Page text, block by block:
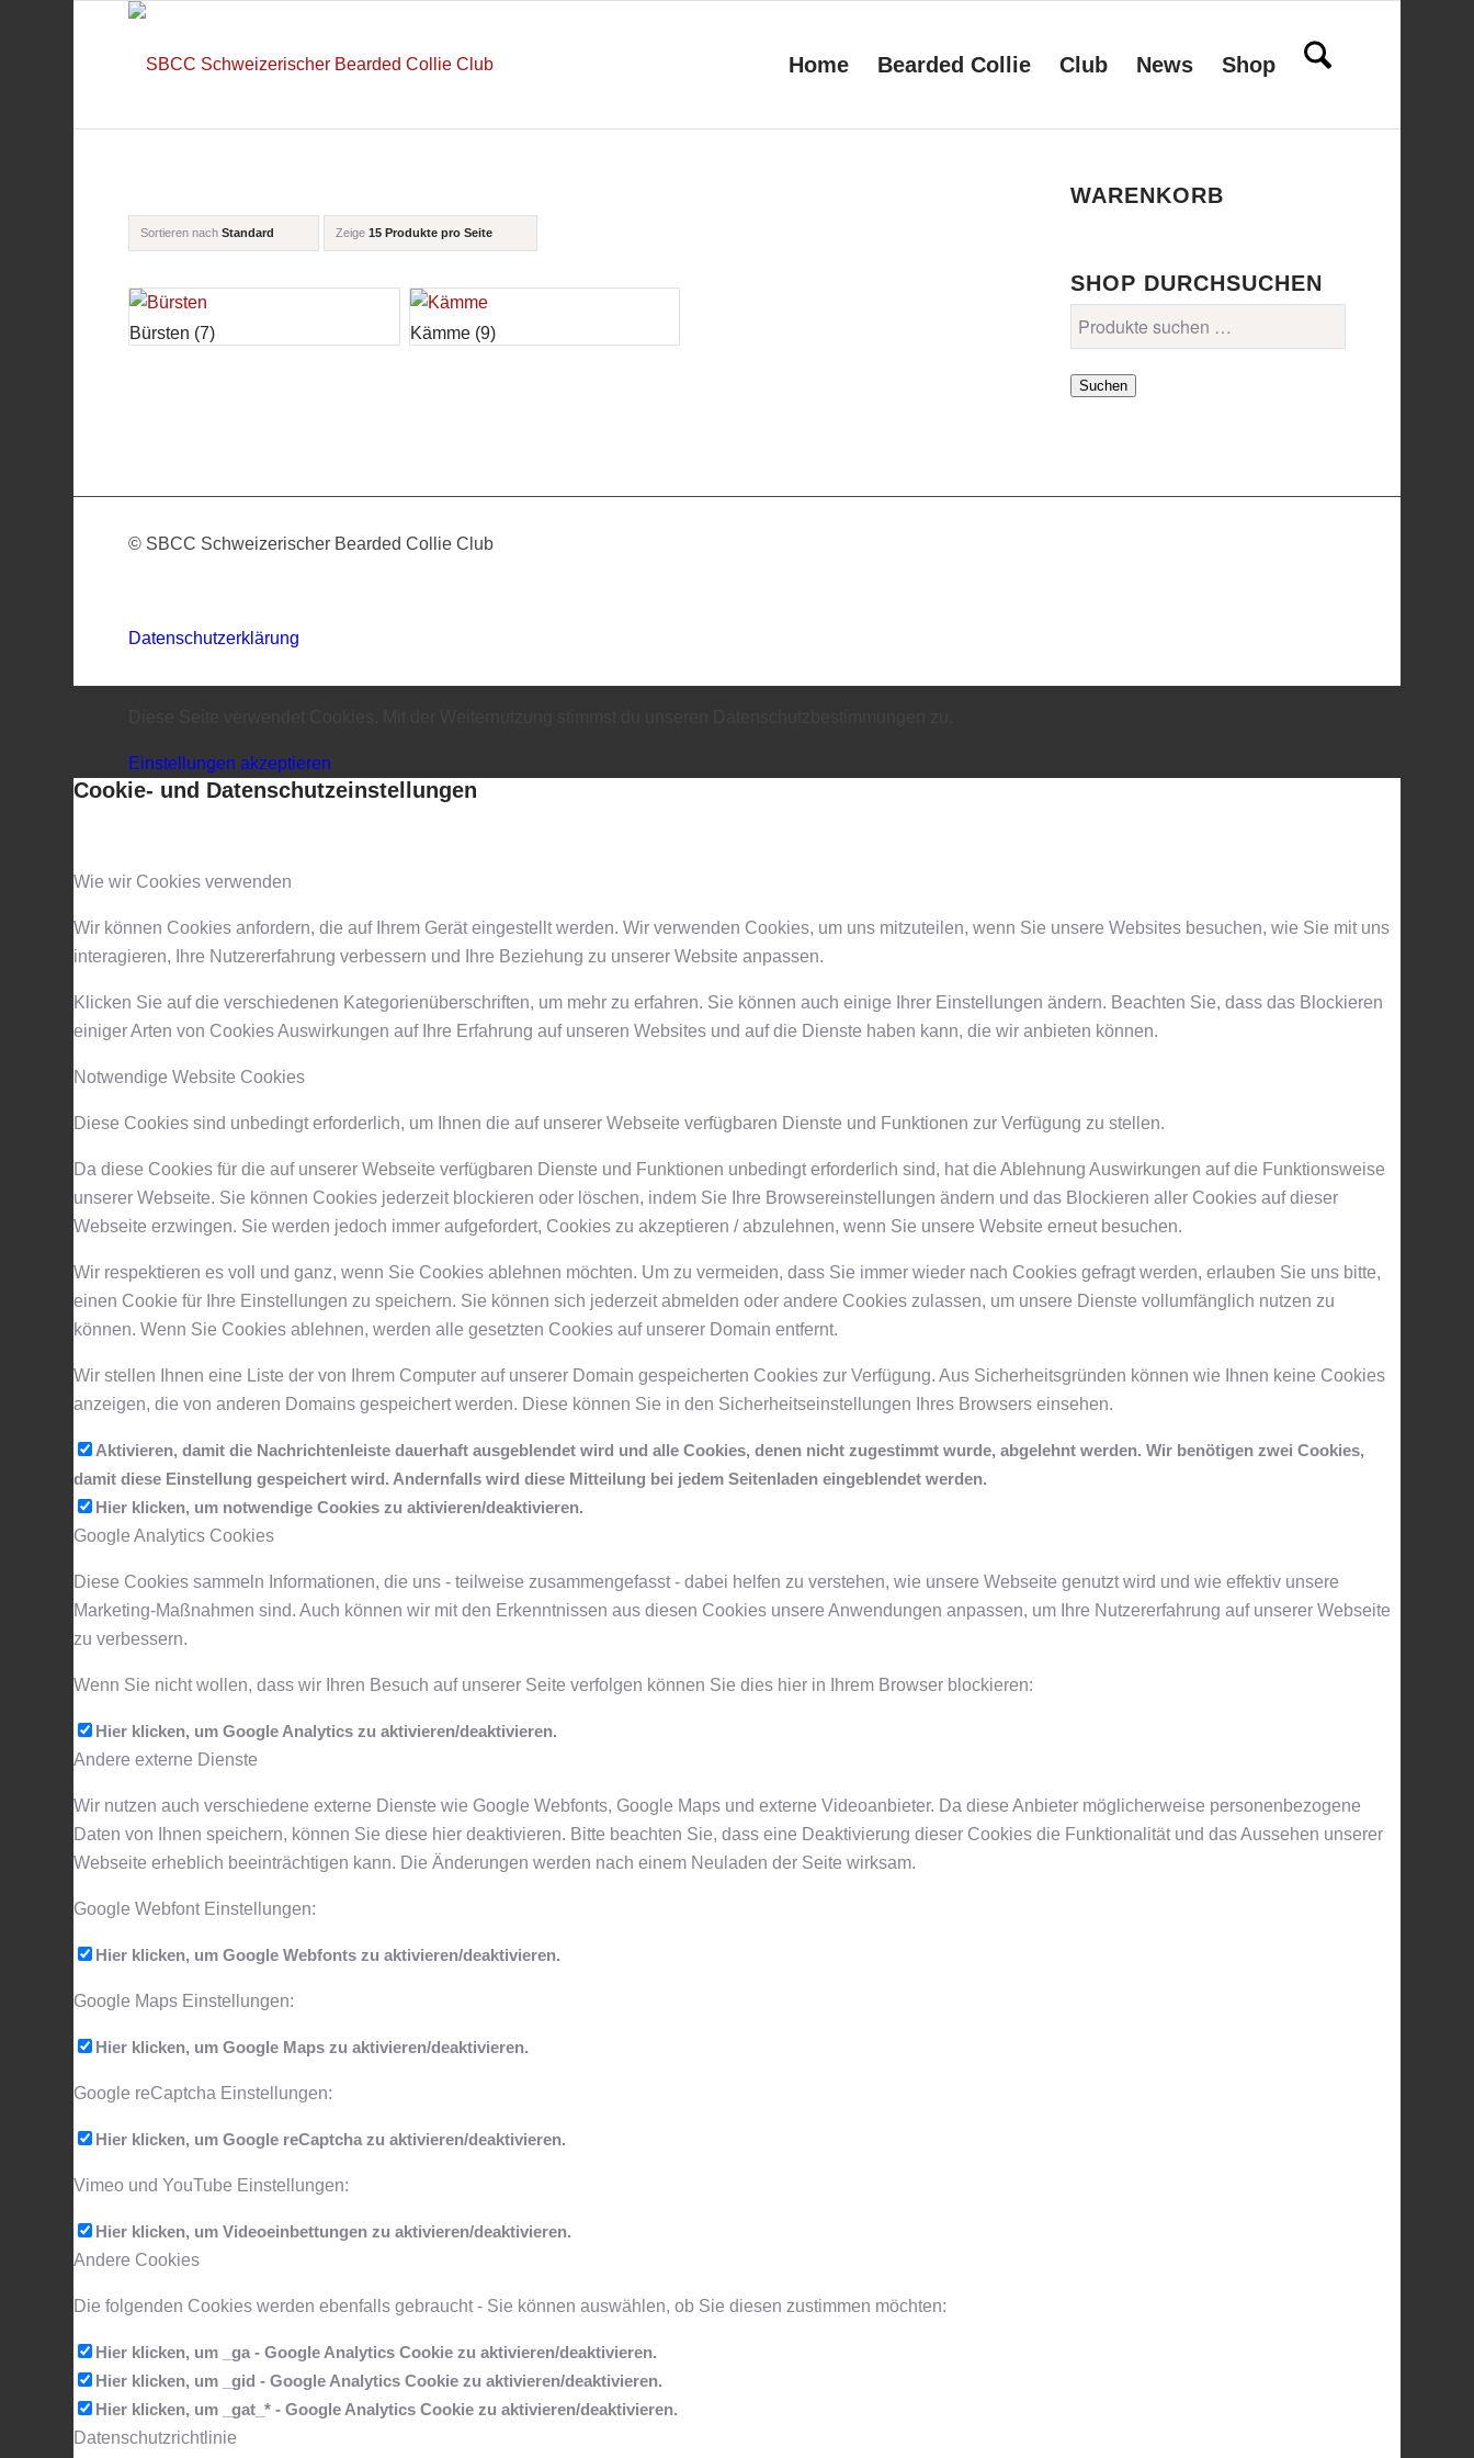
Home Bearded Collie Club News Shop
Sortieren nachStandard Zeige15 Produkte pro Seite
Bürsten (7) Kämme (9)
WARENKORB
SHOP DURCHSUCHEN
Suchen
© SBCC Schweizerischer Bearded Collie Club
Datenschutzerklärung
Einstellungen akzeptieren
Cookie- und Datenschutzeinstellungen
Wie wir Cookies verwenden
Wir können Cookies anfordern, die auf Ihrem Gerät eingestellt werden. Wir verwenden Cookies, um uns mitzuteilen, wenn Sie unsere Websites besuchen, wie Sie mit uns
interagieren, Ihre Nutzererfahrung verbessern und Ihre Beziehung zu unserer Website anpassen.
Klicken Sie auf die verschiedenen Kategorienüberschriften, um mehr zu erfahren. Sie können auch einige Ihrer Einstellungen ändern. Beachten Sie, dass das Blockieren
einiger Arten von Cookies Auswirkungen auf Ihre Erfahrung auf unseren Websites und auf die Dienste haben kann, die wir anbieten können.
Notwendige Website Cookies
Diese Cookies sind unbedingt erforderlich, um Ihnen die auf unserer Webseite verfügbaren Dienste und Funktionen zur Verfügung zu stellen.
Da diese Cookies für die auf unserer Webseite verfügbaren Dienste und Funktionen unbedingt erforderlich sind, hat die Ablehnung Auswirkungen auf die Funktionsweise
unserer Webseite. Sie können Cookies jederzeit blockieren oder löschen, indem Sie Ihre Browsereinstellungen ändern und das Blockieren aller Cookies auf dieser
Webseite erzwingen. Sie werden jedoch immer aufgefordert, Cookies zu akzeptieren / abzulehnen, wenn Sie unsere Website erneut besuchen.
Wir respektieren es voll und ganz, wenn Sie Cookies ablehnen möchten. Um zu vermeiden, dass Sie immer wieder nach Cookies gefragt werden, erlauben Sie uns bitte,
einen Cookie für Ihre Einstellungen zu speichern. Sie können sich jederzeit abmelden oder andere Cookies zulassen, um unsere Dienste vollumfänglich nutzen zu
können. Wenn Sie Cookies ablehnen, werden alle gesetzten Cookies auf unserer Domain entfernt.
Wir stellen Ihnen eine Liste der von Ihrem Computer auf unserer Domain gespeicherten Cookies zur Verfügung. Aus Sicherheitsgründen können wie Ihnen keine Cookies
anzeigen, die von anderen Domains gespeichert werden. Diese können Sie in den Sicherheitseinstellungen Ihres Browsers einsehen.
Aktivieren, damit die Nachrichtenleiste dauerhaft ausgeblendet wird und alle Cookies, denen nicht zugestimmt wurde, abgelehnt werden. Wir benötigen zwei Cookies,
damit diese Einstellung gespeichert wird. Andernfalls wird diese Mitteilung bei jedem Seitenladen eingeblendet werden.
Hier klicken, um notwendige Cookies zu aktivieren/deaktivieren.
Google Analytics Cookies
Diese Cookies sammeln Informationen, die uns - teilweise zusammengefasst - dabei helfen zu verstehen, wie unsere Webseite genutzt wird und wie effektiv unsere
Marketing-Maßnahmen sind. Auch können wir mit den Erkenntnissen aus diesen Cookies unsere Anwendungen anpassen, um Ihre Nutzererfahrung auf unserer Webseite
zu verbessern.
Wenn Sie nicht wollen, dass wir Ihren Besuch auf unserer Seite verfolgen können Sie dies hier in Ihrem Browser blockieren:
Hier klicken, um Google Analytics zu aktivieren/deaktivieren.
Andere externe Dienste
Wir nutzen auch verschiedene externe Dienste wie Google Webfonts, Google Maps und externe Videoanbieter. Da diese Anbieter möglicherweise personenbezogene
Daten von Ihnen speichern, können Sie diese hier deaktivieren. Bitte beachten Sie, dass eine Deaktivierung dieser Cookies die Funktionalität und das Aussehen unserer
Webseite erheblich beeinträchtigen kann. Die Änderungen werden nach einem Neuladen der Seite wirksam.
Google Webfont Einstellungen:
Hier klicken, um Google Webfonts zu aktivieren/deaktivieren.
Google Maps Einstellungen:
Hier klicken, um Google Maps zu aktivieren/deaktivieren.
Google reCaptcha Einstellungen:
Hier klicken, um Google reCaptcha zu aktivieren/deaktivieren.
Vimeo und YouTube Einstellungen:
Hier klicken, um Videoeinbettungen zu aktivieren/deaktivieren.
Andere Cookies
Die folgenden Cookies werden ebenfalls gebraucht - Sie können auswählen, ob Sie diesen zustimmen möchten:
Hier klicken, um _ga - Google Analytics Cookie zu aktivieren/deaktivieren.
Hier klicken, um _gid - Google Analytics Cookie zu aktivieren/deaktivieren.
Hier klicken, um _gat_* - Google Analytics Cookie zu aktivieren/deaktivieren.
Datenschutzrichtlinie